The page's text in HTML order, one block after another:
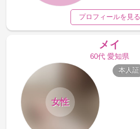
プロフィールを見る
メイ
60代 愛知県
女性
本人証